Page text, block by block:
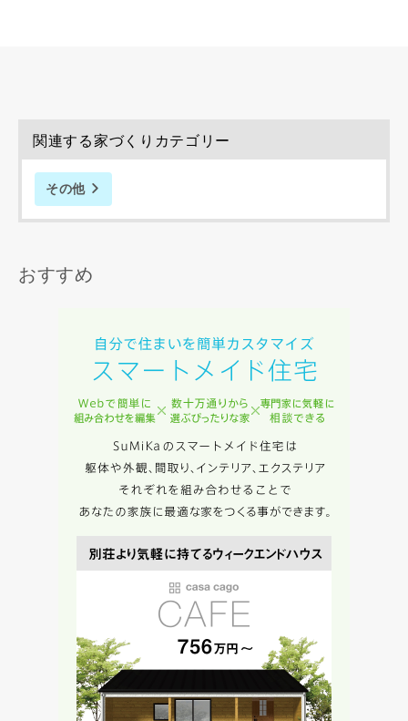
関連する家づくりカテゴリー
その他
おすすめ
完成希望時期
同居する家族構成
資料請求にあたっての注意事項
当社は，当社の プライバシーポリシー
に則って，いただい
た情報を利用します。
た専門家へ提供すること、または当社サービスのご案内のた
めに利用します。
当社は、本サービス又は利用契約に関し，お客様に発生した
損害について、債務不履行責任、不法行為責任、その他の法
律上の請求原因の如何を問わず賠償の責任を負わないものと
します。
当社は、お客様が本サービスを利用することにより第三者と
の間で生じた紛争等について一切責任を負わないものとしま